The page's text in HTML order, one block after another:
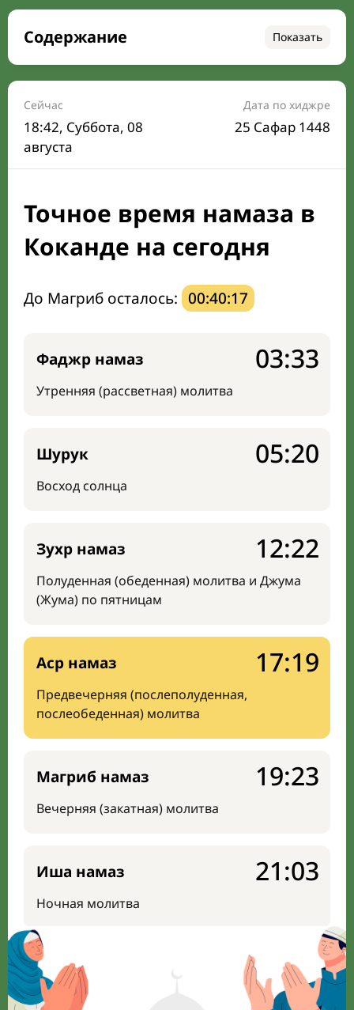
Содержание Показать
Время намаза на сегодня
Расписание на месяц
Время Сухура и Ифтара на сегодня
Календарь рамадана
Направление киблы
Сейчас
18:42, Суббота, 08
августа
Дата по хиджре
25 Сафар 1448
Точное время намаза в
Коканде на сегодня
До Магриб осталось: 00:40:16
Фаджр намаз
Утренняя (рассветная) молитва
03:33
Шурук
Восход солнца
05:20
Зухр намаз
Полуденная (обеденная) молитва и Джума
(Жума) по пятницам
12:22
Аср намаз
Предвечерняя (послеполуденная,
послеобеденная) молитва
17:19
Магриб намаз
Вечерняя (закатная) молитва
19:23
Иша намаз
Ночная молитва
21:03